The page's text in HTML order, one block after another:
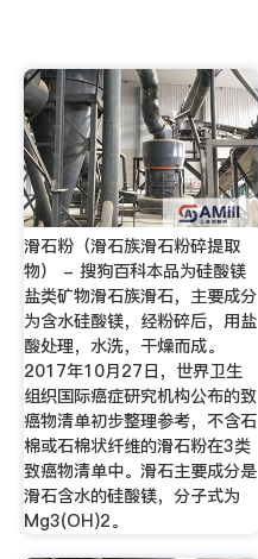
滑石粉（滑石族滑石粉碎提取
物） - 搜狗百科本品为硅酸镁
盐类矿物滑石族滑石，主要成分
为含水硅酸镁，经粉碎后，用盐
酸处理，水洗，干燥而成。
2017年10月27日，世界卫生
组织国际癌症研究机构公布的致
癌物清单初步整理参考，不含石
棉或石棉状纤维的滑石粉在3类
致癌物清单中。滑石主要成分是
滑石含水的硅酸镁，分子式为
Mg3(OH)2。